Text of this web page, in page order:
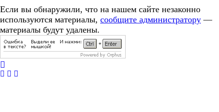
Если вы обнаружили, что на нашем сайте незаконно
используются материалы, сообщите администратору —
материалы будут удалены.